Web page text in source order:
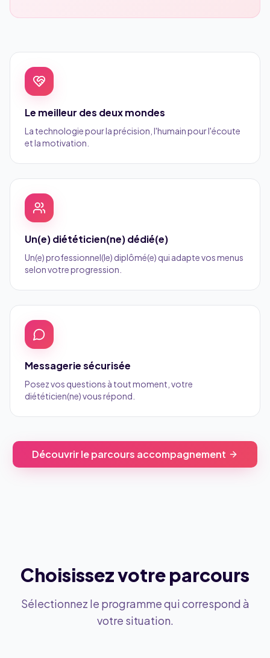
Le meilleur des deux mondes
La technologie pour la précision, l'humain pour l'écoute
et la motivation.
Un(e) diététicien(ne) dédié(e)
Un(e) professionnel(le) diplômé(e) qui adapte vos menus
selon votre progression.
Messagerie sécurisée
Posez vos questions à tout moment, votre
diététicien(ne) vous répond.
Découvrir le parcours accompagnement
Choisissez votre parcours
Sélectionnez le programme qui correspond à
votre situation.